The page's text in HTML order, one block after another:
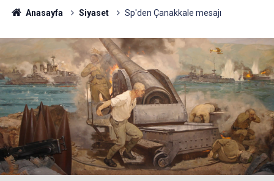
Anasayfa Siyaset Sp'den Çanakkale mesajı